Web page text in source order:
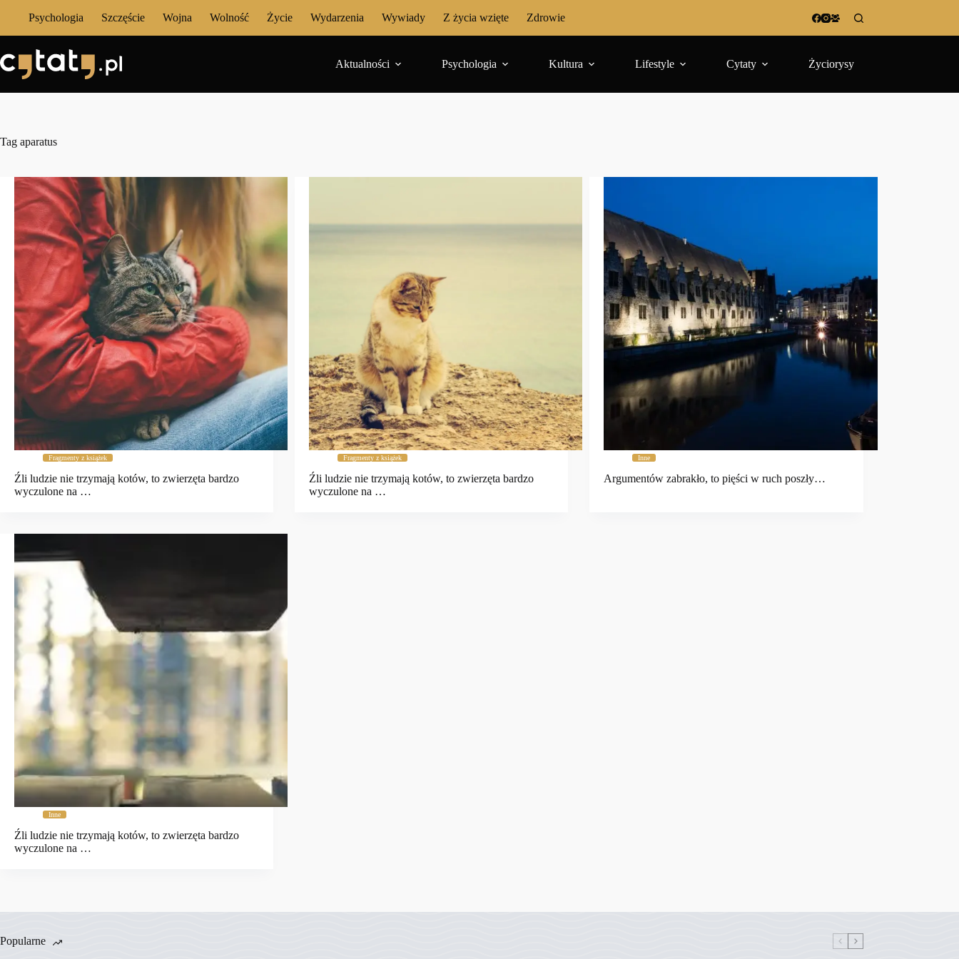
Psychologia Szczęście Wojna Wolność Życie Wydarzenia Wywiady Z życia wzięte Zdrowie
Aktualności Psychologia Kultura Lifestyle Cytaty Życiorysy
Tag aparatus
Fragmenty z książek
Źli ludzie nie trzymają kotów, to zwierzęta bardzo
wyczulone na …
Fragmenty z książek
Źli ludzie nie trzymają kotów, to zwierzęta bardzo
wyczulone na …
Inne
Argumentów zabrakło, to pięści w ruch poszły…
Inne
Źli ludzie nie trzymają kotów, to zwierzęta bardzo
wyczulone na …
Popularne